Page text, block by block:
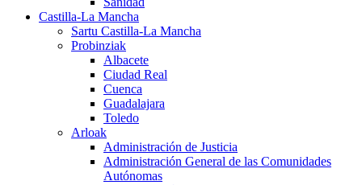
Castilla-La Mancha
Sartu Castilla-La Mancha
Probinziak
Albacete
Ciudad Real
Cuenca
Guadalajara
Toledo
Arloak
Administración de Justicia
Administración General de las Comunidades
Autónomas